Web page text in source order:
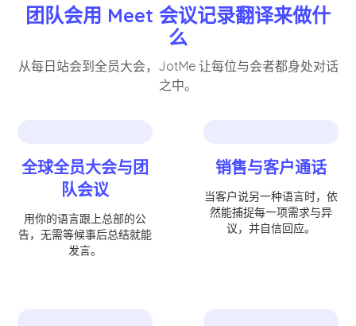
团队会用 Meet 会议记录翻译来做什
么
从每日站会到全员大会，JotMe 让每位与会者都身处对话
之中。
全球全员大会与团
队会议
用你的语言跟上总部的公
告，无需等候事后总结就能
发言。
销售与客户通话
当客户说另一种语言时，依
然能捕捉每一项需求与异
议，并自信回应。